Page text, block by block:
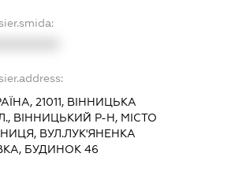
21011, ВІННИЦЬКА
ВІННИЦЬКИЙ Р-Н, МІСТО
ВУЛ.ЛУК'ЯНЕНКА
БУДИНОК 46